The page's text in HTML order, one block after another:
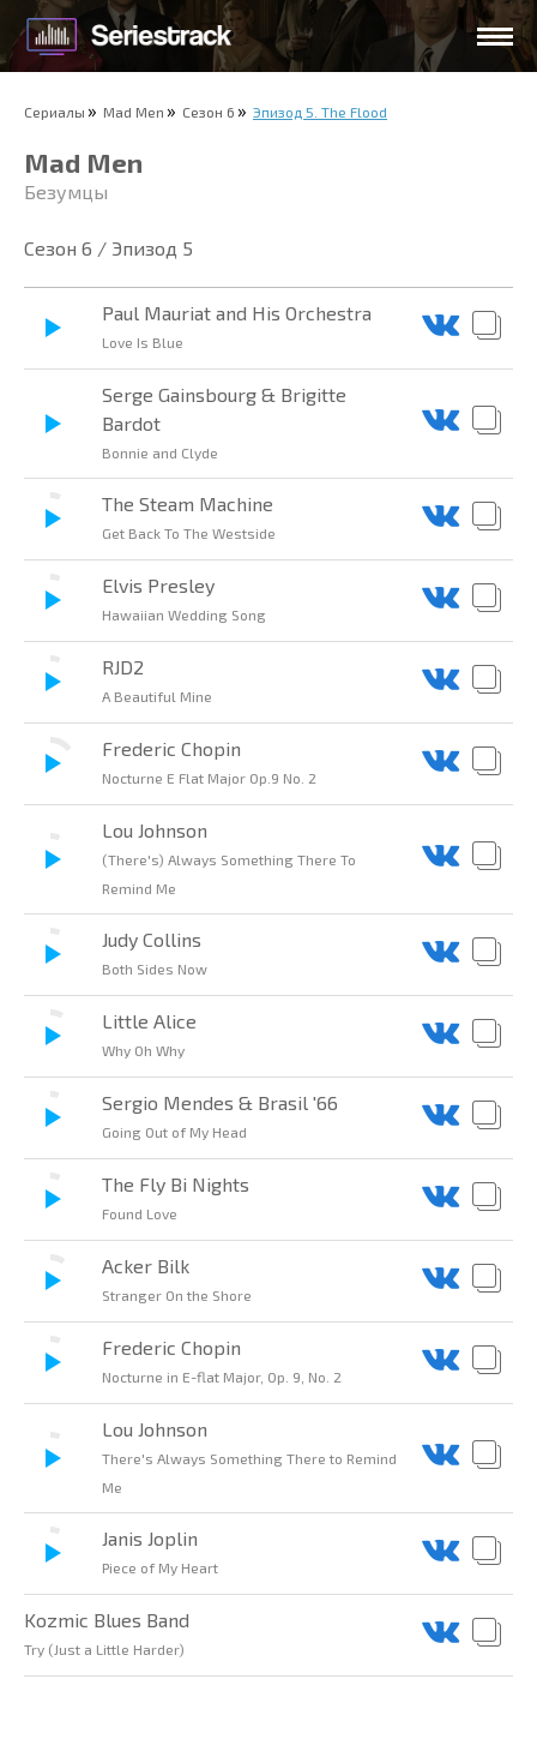
Сериалы Mad Men Сезон 6 Эпизод 5. The Flood
Mad Men
Безумцы
Сезон 6 / Эпизод 5
Paul Mauriat and His Orchestra
Love Is Blue
Serge Gainsbourg & Brigitte
Bardot
Bonnie and Clyde
The Steam Machine
Get Back To The Westside
Elvis Presley
Hawaiian Wedding Song
RJD2
A Beautiful Mine
Frederic Chopin
Nocturne E Flat Major Op.9 No. 2
Lou Johnson
(There's) Always Something There To
Remind Me
Judy Collins
Both Sides Now
Little Alice
Why Oh Why
Sergio Mendes & Brasil '66
Going Out of My Head
The Fly Bi Nights
Found Love
Acker Bilk
Stranger On the Shore
Frederic Chopin
Nocturne in E-flat Major, Op. 9, No. 2
Lou Johnson
There's Always Something There to Remind
Me
Janis Joplin
Piece of My Heart
Kozmic Blues Band
Try (Just a Little Harder)